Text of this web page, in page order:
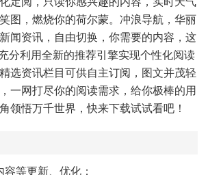
图，燃烧你的荷尔蒙。冲浪导航，华丽
闻资讯，自由切换，你需要的内容，这
分利用全新的推荐引擎实现个性化阅读
选资讯栏目可供自主订阅，图文并茂轻
一网打尽你的阅读需求，给你极棒的用
领悟万千世界，快来下载试试看吧！
等更新、优化；